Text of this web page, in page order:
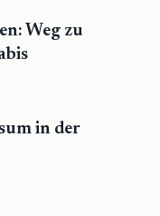
Weg zu
in der